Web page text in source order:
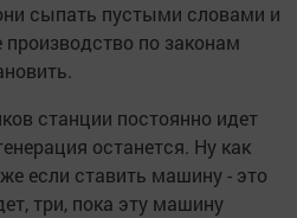
сыпать пустыми словами и
по законам
станции постоянно идет
останется. Ну как
если ставить машину - это
три, пока эту машину